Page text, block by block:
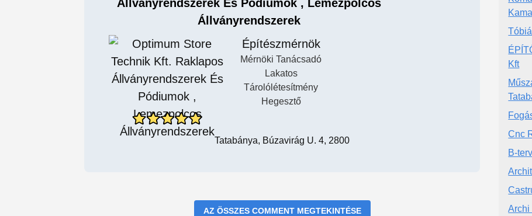
Állványrendszerek És Pódiumok , Lemezpolcos
Állványrendszerek
Építészmérnök
Mérnöki Tanácsadó
Lakatos
Tárolólétesítmény
Hegesztő
Tatabánya, Búzavirág U. 4, 2800
AZ ÖSSZES COMMENT MEGTEKINTÉSE
Kft
Cnc
B-
Archi